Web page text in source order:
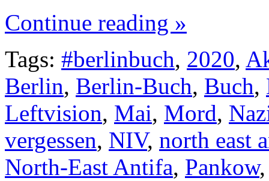
Continue reading »
Tags: #berlinbuch, 2020,
Berlin, Berlin-Buch, Buch,
Leftvision, Mai, Mord,
vergessen, NIV, north east
North-East Antifa, Pankow